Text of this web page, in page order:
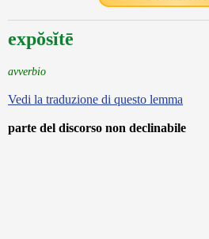
expŏsĭtē
avverbio
Vedi la traduzione di questo lemma
parte del discorso non declinabile